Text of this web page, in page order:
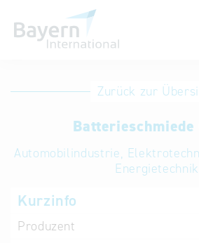
Anmeldung
Unternehmen
Sie
Zurück zur
Batterieschmiede
Automobilindustrie,
Energietechnik
Kurzinfo
Produzent